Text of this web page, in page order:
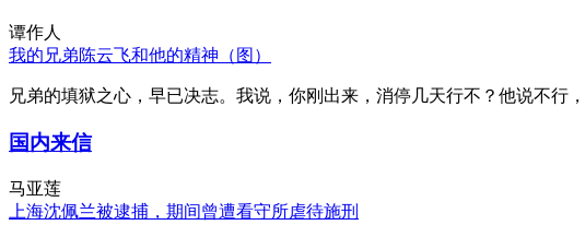
谭作人
我的兄弟陈云飞和他的精神（图）
兄弟的填狱之心，早已决志。我说，你刚出来，消停几天行不？他说不行
国内来信
马亚莲
上海沈佩兰被逮捕，期间曾遭看守所虐待施刑